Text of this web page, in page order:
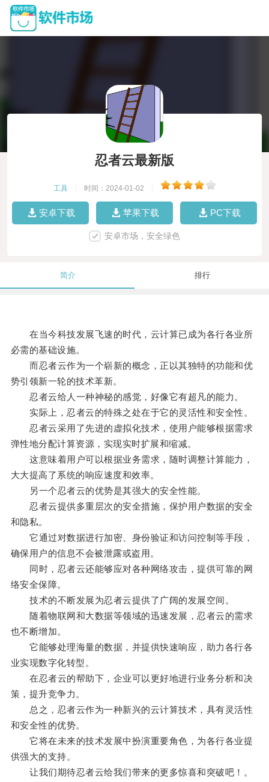
忍者云最新版
工具 时间：2024-01-02
安卓下载 苹果下载 PC下载
安卓市场，安全绿色
简介 排行
在当今科技发展飞速的时代，云计算已成为各行各业所
必需的基础设施。
而忍者云作为一个崭新的概念，正以其独特的功能和优
势引领新一轮的技术革新。
忍者云给人一种神秘的感觉，好像它有超凡的能力。
实际上，忍者云的特殊之处在于它的灵活性和安全性。
忍者云采用了先进的虚拟化技术，使用户能够根据需求
弹性地分配计算资源，实现实时扩展和缩减。
这意味着用户可以根据业务需求，随时调整计算能力，
大大提高了系统的响应速度和效率。
另一个忍者云的优势是其强大的安全性能。
忍者云提供多重层次的安全措施，保护用户数据的安全
和隐私。
它通过对数据进行加密、身份验证和访问控制等手段，
确保用户的信息不会被泄露或盗用。
同时，忍者云还能够应对各种网络攻击，提供可靠的网
络安全保障。
技术的不断发展为忍者云提供了广阔的发展空间。
随着物联网和大数据等领域的迅速发展，忍者云的需求
也不断增加。
它能够处理海量的数据，并提供快速响应，助力各行各
业实现数字化转型。
在忍者云的帮助下，企业可以更好地进行业务分析和决
策，提升竞争力。
总之，忍者云作为一种新兴的云计算技术，具有灵活性
和安全性的优势。
它将在未来的技术发展中扮演重要角色，为各行各业提
供强大的支持。
让我们期待忍者云给我们带来的更多惊喜和突破吧！。